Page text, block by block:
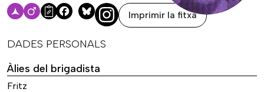
Facebook
Bluesky Imprimir la fitxa
DADES PERSONALS
Àlies del brigadista
Fritz